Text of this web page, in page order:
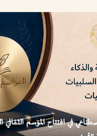
في افتتاح الموسم الثقافي